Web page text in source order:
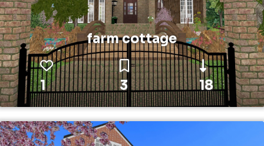
farm cottage
1 3 18